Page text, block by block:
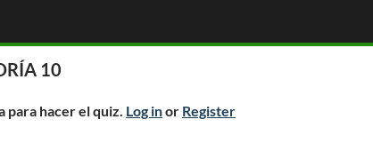
10
para hacer el quiz. Log inor Register